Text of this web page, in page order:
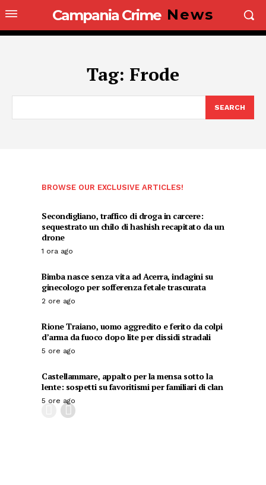
Campania Crime News
Tag: Frode
SEARCH
BROWSE OUR EXCLUSIVE ARTICLES!
Secondigliano, traffico di droga in carcere:
sequestrato un chilo di hashish recapitato da un
drone
1 ora ago
Bimba nasce senza vita ad Acerra, indagini su
ginecologo per sofferenza fetale trascurata
2 ore ago
Rione Traiano, uomo aggredito e ferito da colpi
d’arma da fuoco dopo lite per dissidi stradali
5 ore ago
Castellammare, appalto per la mensa sotto la
lente: sospetti su favoritismi per familiari di clan
5 ore ago